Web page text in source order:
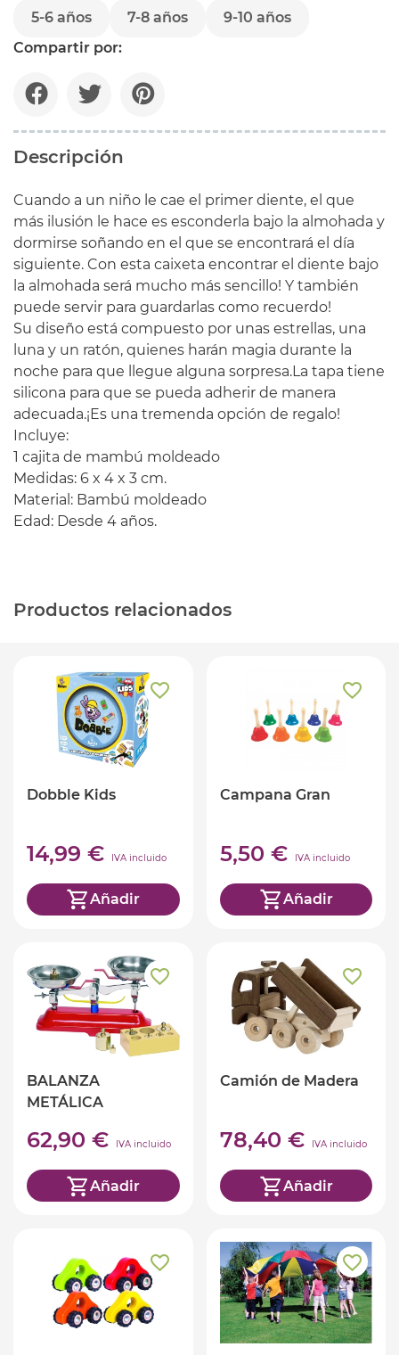
5-6 años 7-8 años
9-10 años
Compartir por:
Descripción
Cuando a un niño le cae el primer diente, el que
más ilusión le hace es esconderla bajo la almohada y
dormirse soñando en el que se encontrará el día
siguiente. Con esta caixeta encontrar el diente bajo
la almohada será mucho más sencillo! Y también
puede servir para guardarlas como recuerdo!
Su diseño está compuesto por unas estrellas, una
luna y un ratón, quienes harán magia durante la
noche para que llegue alguna sorpresa.La tapa tiene
silicona para que se pueda adherir de manera
adecuada.¡Es una tremenda opción de regalo!
Incluye:
1 cajita de mambú moldeado
Medidas: 6 x 4 x 3 cm.
Material: Bambú moldeado
Edad: Desde 4 años.
Productos relacionados
Dobble Kids
14,99 € IVA incluido
Añadir
Campana Gran
5,50 € IVA incluido
Añadir
BALANZA
METÁLICA
62,90 € IVA incluido
Añadir
Camión de Madera
78,40 € IVA incluido
Añadir